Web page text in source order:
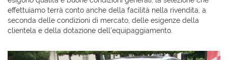
CHI SIAMO
AYVENS USATO
effettuiamo terrà conto anche della facilità nella rivendita, a
seconda delle condizioni di mercato, delle esigenze della
clientela e della dotazione dell’equipaggiamento.